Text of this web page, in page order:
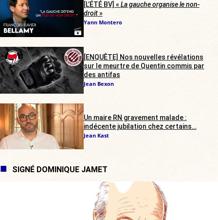
[L’ÉTÉ BV] « La gauche organise le non-
droit»
Yann Montero
[ENQUÊTE] Nos nouvelles révélations
sur le meurtre de Quentin commis par
des antifas
Jean Bexon
Un maire RN gravement malade :
indécente jubilation chez certains…
Jean Kast
SIGNÉ DOMINIQUE JAMET